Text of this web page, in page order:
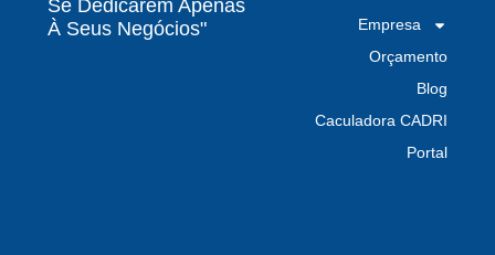
Por que escolher uma empresa de
gerenciamento de resíduos especializada é
Se Dedicarem Apenas
À Seus Negócios"
Empresa
Orçamento
Blog
Caculadora CADRI
Portal